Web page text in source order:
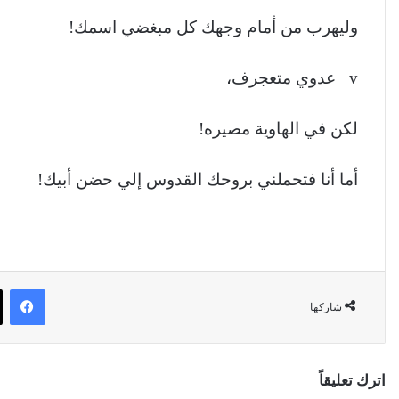
وليهرب من أمام وجهك كل مبغضي اسمك!
v عدوي متعجرف،
لكن في الهاوية مصيره!
أما أنا فتحملني بروحك القدوس إلي حضن أبيك!
شاركها
اترك تعليقاً